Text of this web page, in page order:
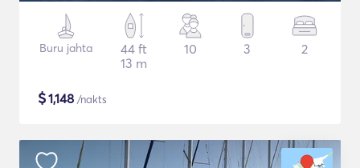
Buru jahta
44 ft
13 m
10 3 2
$1,148 /nakts